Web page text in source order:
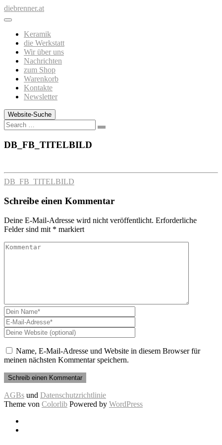
Zum
Inhalt
diebrenner.at
Keramik
die Werkstatt
Wir über uns
Nachrichten
zum Shop
Warenkorb
Kontakte
Newsletter
Website-Suche
Search
DB_FB_TITELBILD
DB_FB_TITELBILD
Schreibe einen Kommentar
Deine E-Mail-Adresse wird nicht veröffentlicht. Erforderliche
Felder sind mit * markiert
Name, E-Mail-Adresse und Website in diesem Browser für
meinen nächsten Kommentar speichern.
AGBs und Datenschutzrichtlinie
Theme von Colorlib Powered by WordPress